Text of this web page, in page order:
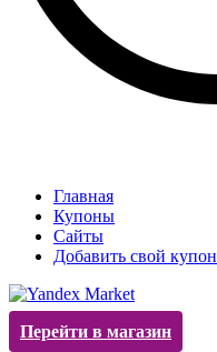
Главная
Купоны
Сайты
Добавить свой купон
Перейти в магазин